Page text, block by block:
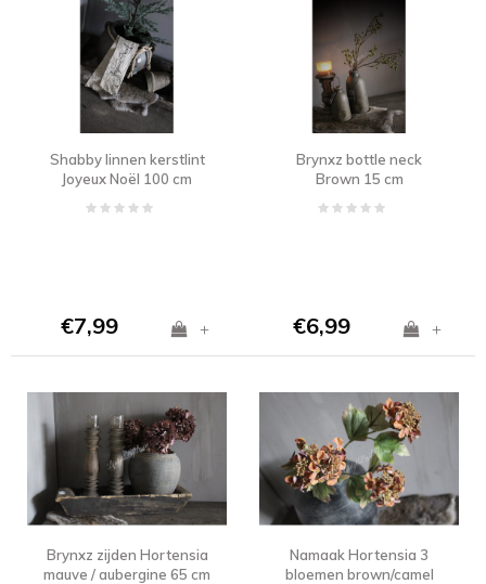
Shabby linnen kerstlint
Joyeux Noël 100 cm
€7,99 +
Brynxz bottle neck
Brown 15 cm
€6,99 +
Brynxz zijden Hortensia
mauve / aubergine 65 cm
Namaak Hortensia 3
bloemen brown/camel